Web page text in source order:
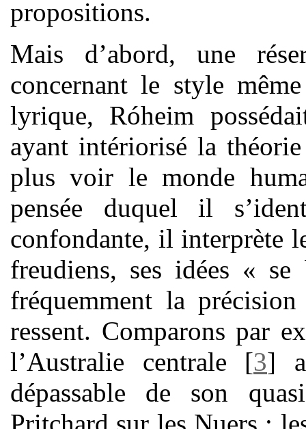
propositions.
Mais d’abord, une
concernant le style
lyrique, Róheim
ayant intériorisé la
plus voir le monde
pensée duquel il
confondante, il interprète
freudiens, ses idées «
fréquemment la
ressent. Comparons par
l’Australie centrale [3]
dépassable de son
Pritchard sur les Nuers :